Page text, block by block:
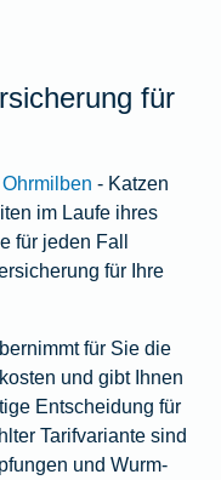
für
Ohrmilben - Katzen
im Laufe ihres
für jeden Fall
für Ihre
für Sie die
und gibt Ihnen
Entscheidung für
Tarifvariante sind
und Wurm-